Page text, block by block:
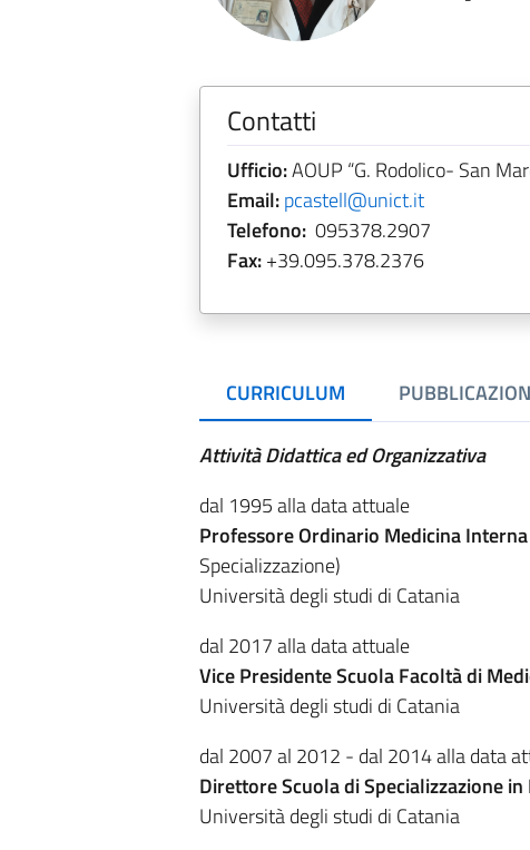
Contatti
Ufficio:AOUP “G. Rodolico- San
Email:pcastell@unict.it
Telefono:095378.2907
Fax:+39.095.378.2376
CURRICULUM
Attività Didattica ed Organizzativa
dal 1995 alla data attuale
Professore Ordinario Medicina Interna
Specializzazione)
Università degli studi di Catania
dal 2017 alla data attuale
Vice Presidente Scuola Facoltà di
Università degli studi di Catania
dal 2007 al 2012 - dal 2014 alla data
Direttore Scuola di Specializzazione
Università degli studi di Catania